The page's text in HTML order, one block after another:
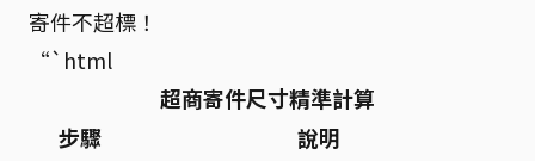
寄件不超標！
“`html
超商寄件尺寸精準計算
步驟
說明